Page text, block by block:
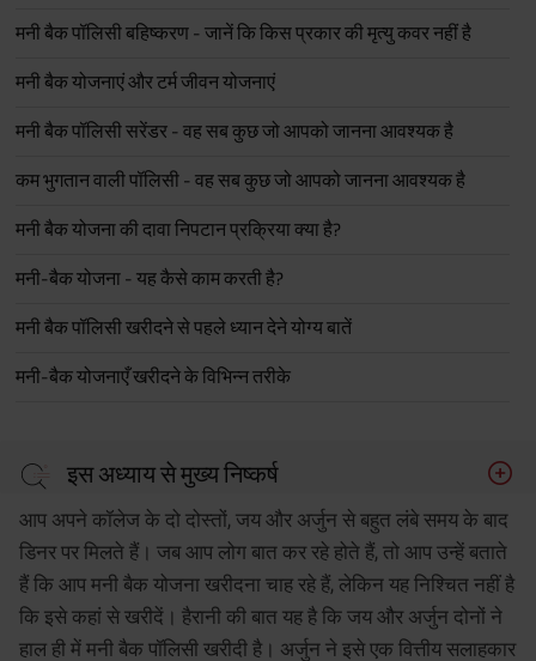
मनी बैक पॉलिसी बहिष्करण - जानें कि किस प्रकार की मृत्यु कवर नहीं है
मनी बैक योजनाएं और टर्म जीवन योजनाएं
मनी बैक पॉलिसी सरेंडर - वह सब कुछ जो आपको जानना आवश्यक है
कम भुगतान वाली पॉलिसी - वह सब कुछ जो आपको जानना आवश्यक है
मनी बैक योजना की दावा निपटान प्रक्रिया क्या है?
मनी-बैक योजना - यह कैसे काम करती है?
मनी बैक पॉलिसी खरीदने से पहले ध्यान देने योग्य बातें
मनी-बैक योजनाएँ खरीदने के विभिन्न तरीके
इस अध्याय से मुख्य निष्कर्ष
आप अपने कॉलेज के दो दोस्तों, जय और अर्जुन से बहुत लंबे समय के बाद
डिनर पर मिलते हैं। जब आप लोग बात कर रहे होते हैं, तो आप उन्हें बताते
हैं कि आप मनी बैक योजना खरीदना चाह रहे हैं, लेकिन यह निश्चित नहीं है
कि इसे कहां से खरीदें। हैरानी की बात यह है कि जय और अर्जुन दोनों ने
हाल ही में मनी बैक पॉलिसी खरीदी है। अर्जुन ने इसे एक वित्तीय सलाहकार